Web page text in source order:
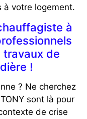
votre logement.
à
travaux de
!
? Ne cherchez
sont là pour
de crise